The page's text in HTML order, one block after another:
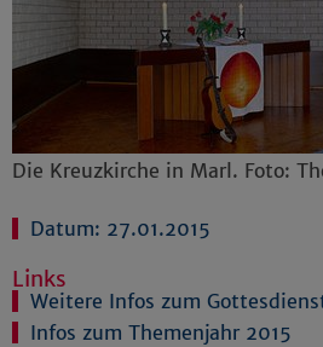
Die Kreuzkirche in Marl. Foto:
Datum: 27.01.2015
Links
Weitere Infos zum
Infos zum Themenjahr 2015